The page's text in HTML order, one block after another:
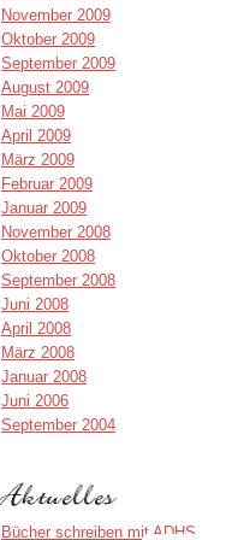
November 2009
Oktober 2009
September 2009
August 2009
Mai 2009
April 2009
März 2009
Februar 2009
Januar 2009
November 2008
Oktober 2008
September 2008
Juni 2008
April 2008
März 2008
Januar 2008
Juni 2006
September 2004
Bücher schreiben mit ADHS